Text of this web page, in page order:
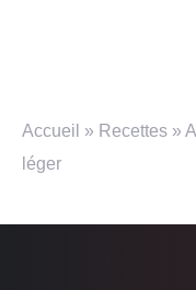
Accueil » Recettes »
léger